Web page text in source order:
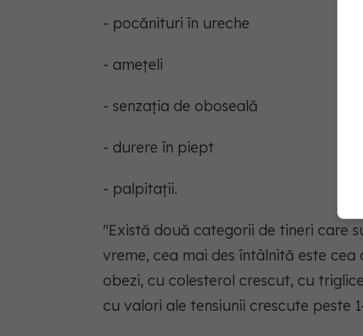
- pocănituri în ureche
- amețeli
- senzația de oboseală
- durere în piept
- palpitații.
"Există două categorii de tineri care
vreme, cea mai des întâlnită este
obezi, cu colesterol crescut, cu
cu valori ale tensiunii crescute peste